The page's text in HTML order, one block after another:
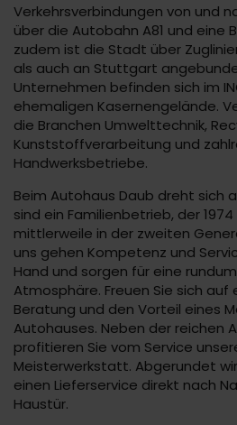
Verkehrsverbindungen von und
über die Autobahn A81 und eine
zudem ist die Stadt über
als auch an Stuttgart
Unternehmen befinden sich im
ehemaligen Kasernengelände.
die Branchen Umwelttechnik,
Kunststoffverarbeitung und
Handwerksbetriebe.
Beim Autohaus Daub dreht sich
sind ein Familienbetrieb, der
mittlerweile in der zweiten
uns gehen Kompetenz und
Hand und sorgen für eine
Atmosphäre. Freuen Sie sich auf
Beratung und den Vorteil eines
Autohauses. Neben der reichen
profitieren Sie vom Service
Meisterwerkstatt. Abgerundet
einen Lieferservice direkt nach
Haustür.